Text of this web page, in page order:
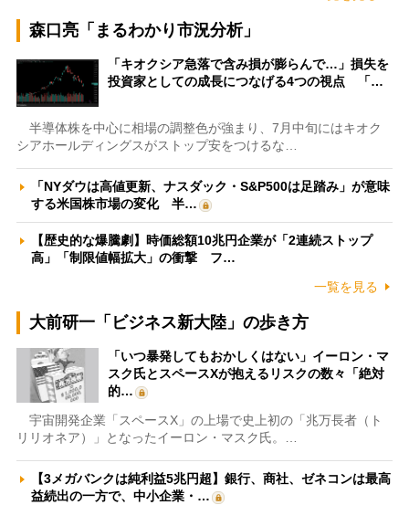
森口亮「まるわかり市況分析」
「キオクシア急落で含み損が膨らんで…」損失を
投資家としての成長につなげる4つの視点 「…
半導体株を中心に相場の調整色が強まり、7月中旬にはキオク
シアホールディングスがストップ安をつけるな…
「NYダウは高値更新、ナスダック・S&P500は足踏み」が意味
する米国株市場の変化 半…
【歴史的な爆騰劇】時価総額10兆円企業が「2連続ストップ
高」「制限値幅拡大」の衝撃 フ…
一覧を見る
大前研一「ビジネス新大陸」の歩き方
「いつ暴発してもおかしくはない」イーロン・マ
スク氏とスペースXが抱えるリスクの数々「絶対
的…
宇宙開発企業「スペースX」の上場で史上初の「兆万長者（ト
リリオネア）」となったイーロン・マスク氏。…
【3メガバンクは純利益5兆円超】銀行、商社、ゼネコンは最高
益続出の一方で、中小企業・…